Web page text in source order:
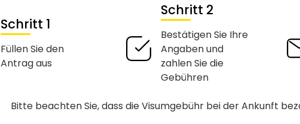
Schritt 1
Füllen Sie den
Antrag aus
Schritt 2
Bestätigen Sie Ihre
Angaben und
zahlen Sie die
Gebühren
Bitte beachten Sie, dass die Visumgebühr bei der Ankunft